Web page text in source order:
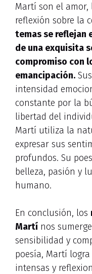
Martí son el
reflexión sobre la
temas se reflejan
de una exquisita
compromiso con
emancipación.
intensidad
constante por la
libertad del
Martí utiliza la
expresar sus
profundos. Su
belleza, pasión y
humano.
En conclusión, los
Martí nos
sensibilidad y
poesía, Martí
intensas y